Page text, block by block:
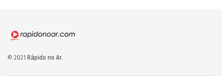
© 2021 Rápido no Ar.